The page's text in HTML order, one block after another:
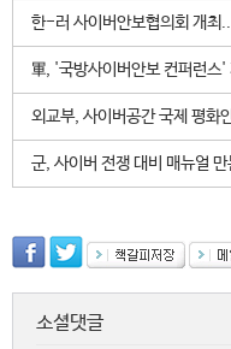
한-러 사이버안보협의회 개최
軍, '국방사이버안보 컨퍼런스'
외교부, 사이버공간 국제 평화
군, 사이버 전쟁 대비 매뉴얼 만
소셜댓글